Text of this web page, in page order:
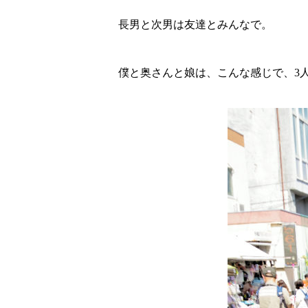
長男と次男は友達とみんなで。
僕と奥さんと娘は、こんな感じで、3